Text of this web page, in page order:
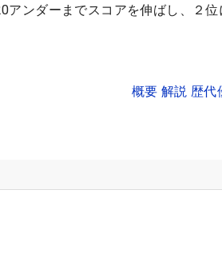
アンダーまでスコアを伸ばし、２
概要 解説 歴代